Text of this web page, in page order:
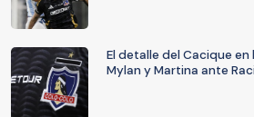
El detalle del Cacique en
Mylan y Martina ante